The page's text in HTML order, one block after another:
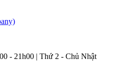
- 21h00 | Thứ 2 - Chủ Nhật